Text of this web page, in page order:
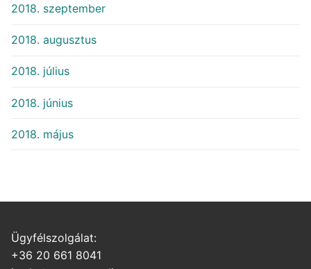
2018. szeptember
2018. augusztus
2018. július
2018. június
2018. május
Ügyfélszolgálat:
+36 20 661 8041